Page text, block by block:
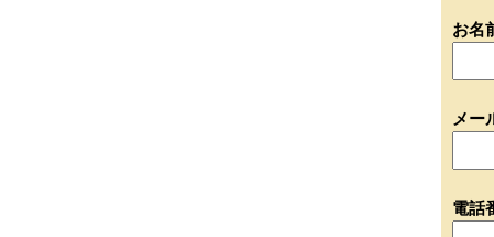
お名
メー
電話